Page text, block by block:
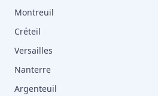
Montreuil
Créteil
Versailles
Nanterre
Argenteuil